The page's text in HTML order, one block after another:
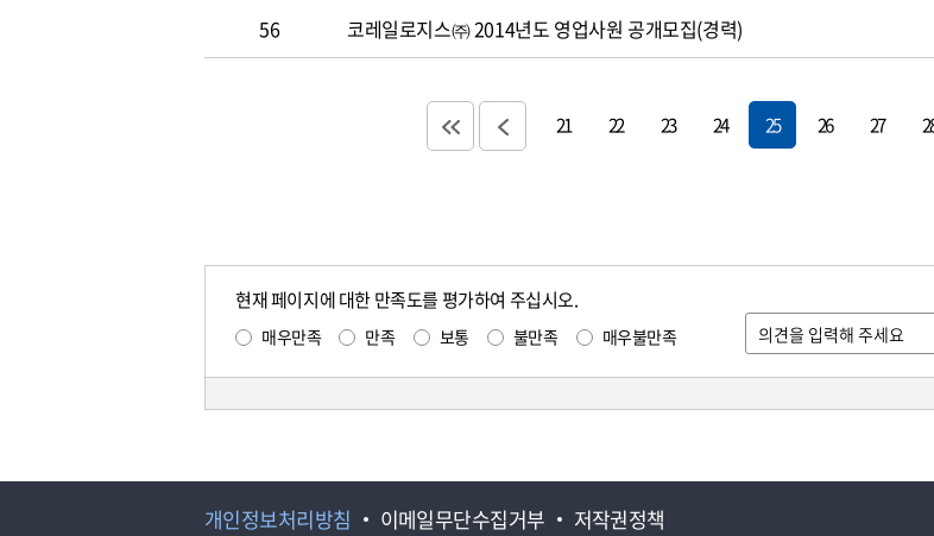
56 코레일로지스㈜ 2014년도 영업사원 공개모집(경력)
21 22 23 24 25 26 27
현재 페이지에 대한 만족도를 평가하여 주십시오.
매우만족 만족 보통 불만족 매우불만족
개인정보처리방침 이메일무단수집거부 저작권정책